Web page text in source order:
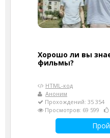
Хорошо ли вы
фильмы?
HTML-код
Аноним
Прохождений: 35 354
Просмотров: 69 599